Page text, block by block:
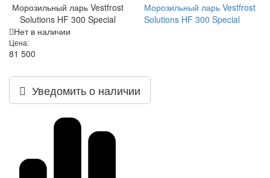
Морозильный ларь Vestfrost
Solutions HF 300 Special
Морозильный ларь Vestfrost
Solutions HF 300 Special
Нет в наличии
Цена:
81 500
Уведомить о наличии